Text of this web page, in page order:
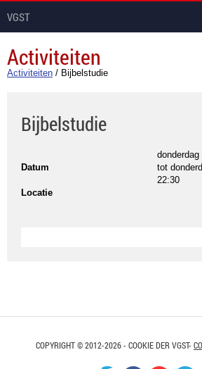
VGST
Activiteiten
Activiteiten / Bijbelstudie
Bijbelstudie
Datum
tot
22:30
Locatie
COPYRIGHT © 2012-2026 - COOKIE DER VGST-